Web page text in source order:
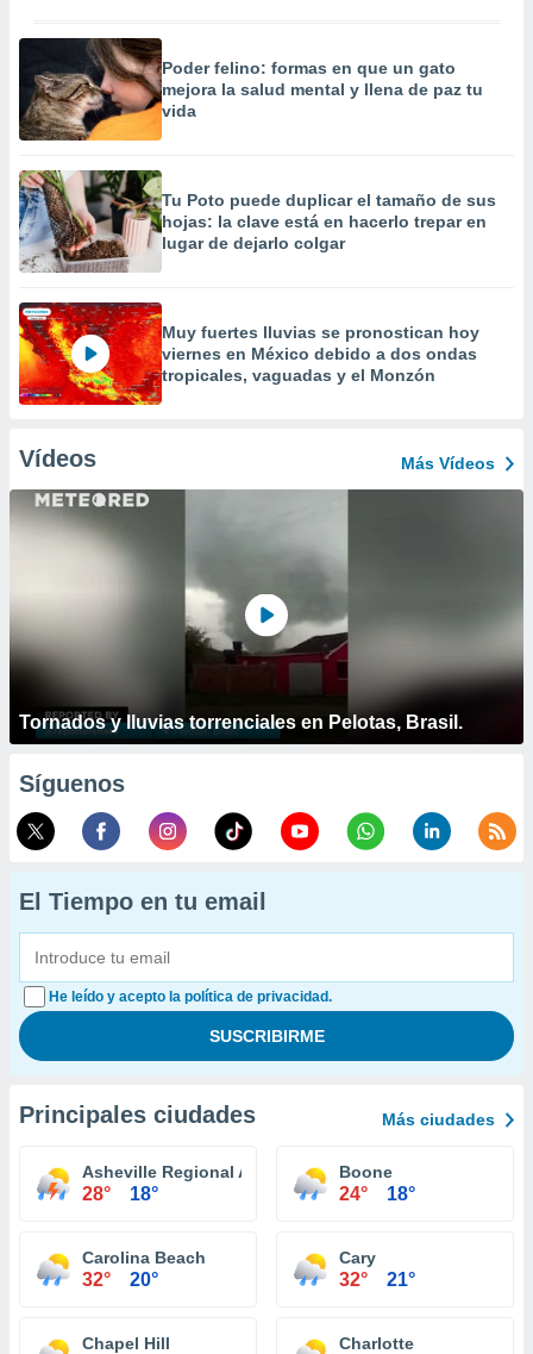
Poder felino: formas en que un gato
mejora la salud mental y llena de paz tu
vida
Tu Poto puede duplicar el tamaño de sus
hojas: la clave está en hacerlo trepar en
lugar de dejarlo colgar
Muy fuertes lluvias se pronostican hoy
viernes en México debido a dos ondas
tropicales, vaguadas y el Monzón
Vídeos Más Vídeos
Tornados y lluvias torrenciales en Pelotas, Brasil.
Síguenos
El Tiempo en tu email
He leído y acepto la política de privacidad.
Principales ciudades Más ciudades
Asheville Regional Airport
28° 18°
Boone
24° 18°
Carolina Beach
32° 20°
Cary
32° 21°
Chapel Hill Charlotte